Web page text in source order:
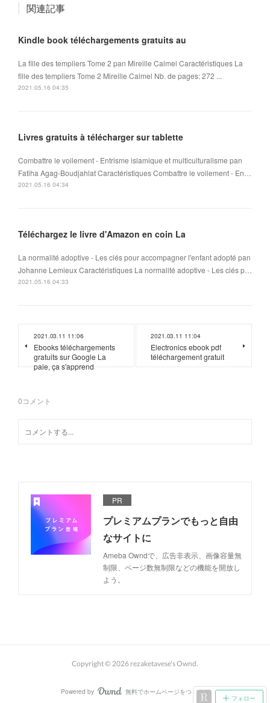
関連記事
Kindle book téléchargements gratuits au
La fille des templiers Tome 2 pan Mireille Calmel Caractéristiques La
fille des templiers Tome 2 Mireille Calmel Nb. de pages: 272 ...
2021.05.16 04:35
Livres gratuits à télécharger sur tablette
Combattre le voilement - Entrisme islamique et multiculturalisme pan
Fatiha Agag-Boudjahlat Caractéristiques Combattre le voilement - En…
2021.05.16 04:34
Téléchargez le livre d'Amazon en coin La
La normalité adoptive - Les clés pour accompagner l'enfant adopté pan
Johanne Lemieux Caractéristiques La normalité adoptive - Les clés p…
2021.05.16 04:33
2021.03.11 11:06
Ebooks téléchargements
gratuits sur Google La
paie, ça s'apprend
2021.03.11 11:04
Electronics ebook pdf
téléchargement gratuit
0コメント
PR
プレミアムプランでもっと自由
なサイトに
Ameba Owndで、広告非表示、画像容量無
制限、ページ数無制限などの機能を開放し
よう。
フォロー
Copyright © 2026 rezaketavese's Ownd.
Powered by AmebaOwnd
無料でホームページをつくろう